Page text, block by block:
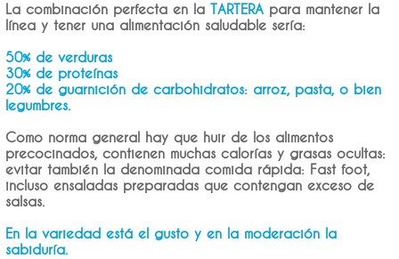
La combinación perfecta en la TARTERA para mantener la
línea y tener una alimentación saludable sería:
50% de verduras
30% de proteínas
20% de guarnición de carbohidratos: arroz, pasta, o bien
legumbres.
Como norma general hay que huir de los alimentos
precocinados, contienen muchas calorías y grasas ocultas:
evitar también la denominada comida rápida: Fast foot,
incluso ensaladas preparadas que contengan exceso de
salsas.
En la variedad está el gusto y en la moderación la
sabiduría.